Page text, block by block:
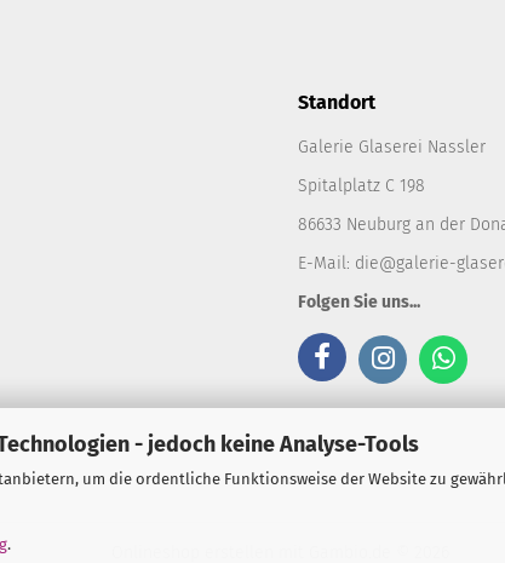
- jedoch keine Analyse-Tools
um die ordentliche Funktionsweise der Website zu
.
Standort
Galerie Glaserei Nassler
Spitalplatz C 198
86633 Neuburg an der
E-Mail: die@galerie-
Folgen Sie uns...